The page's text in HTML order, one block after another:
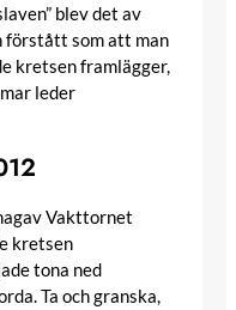
blev det av
förstått som att man
kretsen framlägger,
leder
Vakttornet
kretsen
tona ned
Ta och granska,